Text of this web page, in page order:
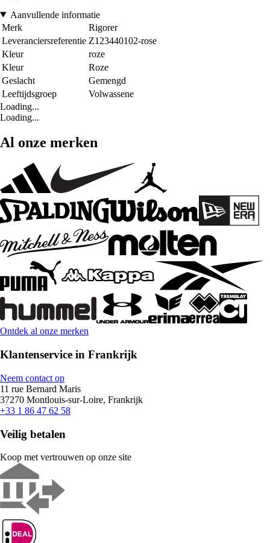
Aanvullende informatie
Merk
Rigorer
Leveranciersreferentie Z123440102-rose
Kleur
roze
Kleur
Roze
Geslacht
Gemengd
Leeftijdsgroep
Volwassene
Loading...
Loading...
Al onze merken
Ontdek al onze merken
Klantenservice in Frankrijk
Neem contact op
11 rue Bernard Maris
37270 Montlouis-sur-Loire, Frankrijk
+33 1 86 47 62 58
Veilig betalen
Koop met vertrouwen op onze site